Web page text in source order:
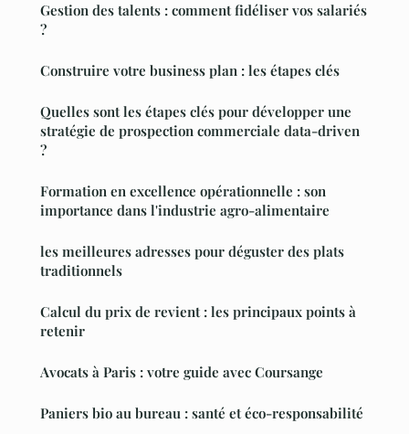
Gestion des talents : comment fidéliser vos salariés
?
Construire votre business plan : les étapes clés
Quelles sont les étapes clés pour développer une
stratégie de prospection commerciale data-driven
?
Formation en excellence opérationnelle : son
importance dans l'industrie agro-alimentaire
les meilleures adresses pour déguster des plats
traditionnels
Calcul du prix de revient : les principaux points à
retenir
Avocats à Paris : votre guide avec Coursange
Paniers bio au bureau : santé et éco-responsabilité